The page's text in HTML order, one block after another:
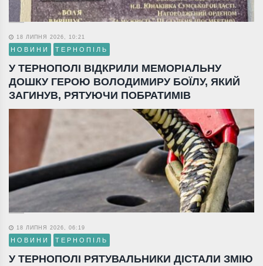
18 ЛИПНЯ 2026, 10:21
НОВИНИ ТЕРНОПІЛЬ
У ТЕРНОПОЛІ ВІДКРИЛИ МЕМОРІАЛЬНУ
ДОШКУ ГЕРОЮ ВОЛОДИМИРУ БОЇЛУ, ЯКИЙ
ЗАГИНУВ, РЯТУЮЧИ ПОБРАТИМІВ
18 ЛИПНЯ 2026, 06:19
НОВИНИ ТЕРНОПІЛЬ
У ТЕРНОПОЛІ РЯТУВАЛЬНИКИ ДІСТАЛИ ЗМІЮ